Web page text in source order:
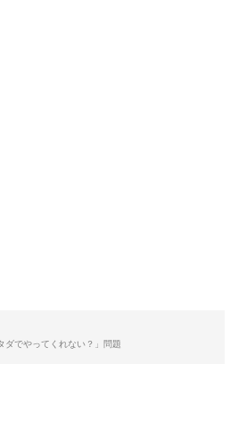
ダでやってくれない？」問題